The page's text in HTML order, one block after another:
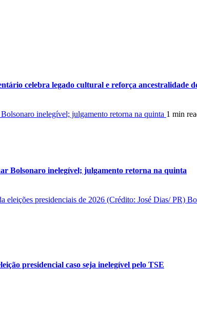
celebra legado cultural e reforça ancestralidade
inelegível; julgamento retorna na quinta 1 min
Bolsonaro inelegível; julgamento retorna na quinta
presidencial caso seja inelegível pelo TSE